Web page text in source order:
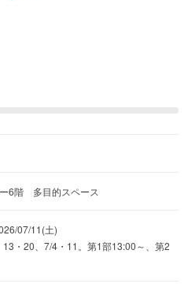
6階 多目的スペース
07/11(土)
・20、7/4・11。第1部13:00～、第2